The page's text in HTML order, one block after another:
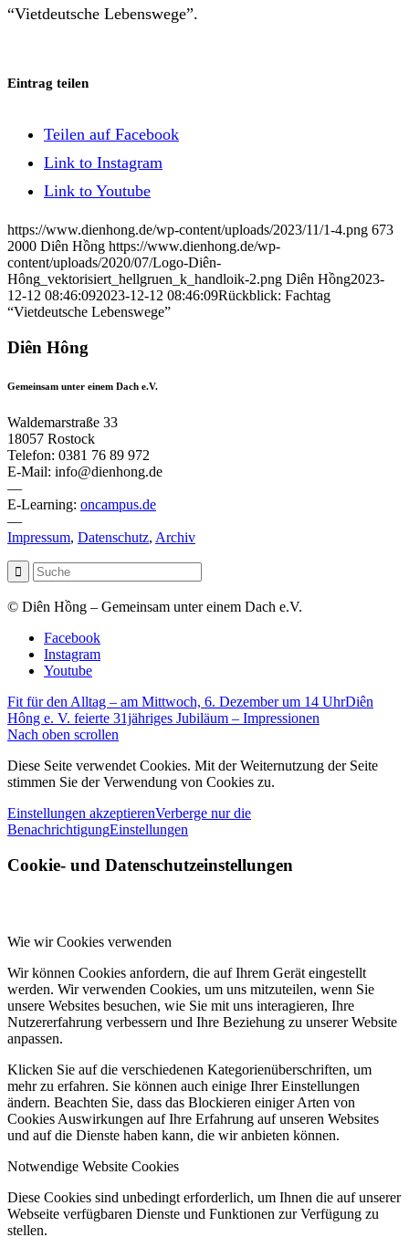
“Vietdeutsche Lebenswege”.
Eintrag teilen
Teilen auf Facebook
Link to Instagram
Link to Youtube
https://www.dienhong.de/wp-content/uploads/2023/11/1-4.png 673
2000 Diên Hồng https://www.dienhong.de/wp-
content/uploads/2020/07/Logo-Diên-
Hông_vektorisiert_hellgruen_k_handloik-2.png Diên Hồng2023-
12-12 08:46:092023-12-12 08:46:09Rückblick: Fachtag
“Vietdeutsche Lebenswege”
Diên Hông
Gemeinsam unter einem Dach e.V.
Waldemarstraße 33
18057 Rostock
Telefon: 0381 76 89 972
E-Mail: info@dienhong.de
—
E-Learning: oncampus.de
—
Impressum, Datenschutz, Archiv
© Diên Hồng – Gemeinsam unter einem Dach e.V.
Facebook
Instagram
Youtube
Fit für den Alltag – am Mittwoch, 6. Dezember um 14 UhrDiên
Hông e. V. feierte 31jähriges Jubiläum – Impressionen
Nach oben scrollen
Diese Seite verwendet Cookies. Mit der Weiternutzung der Seite
stimmen Sie der Verwendung von Cookies zu.
Einstellungen akzeptierenVerberge nur die
BenachrichtigungEinstellungen
Cookie- und Datenschutzeinstellungen
Wie wir Cookies verwenden
Wir können Cookies anfordern, die auf Ihrem Gerät eingestellt
werden. Wir verwenden Cookies, um uns mitzuteilen, wenn Sie
unsere Websites besuchen, wie Sie mit uns interagieren, Ihre
Nutzererfahrung verbessern und Ihre Beziehung zu unserer Website
anpassen.
Klicken Sie auf die verschiedenen Kategorienüberschriften, um
mehr zu erfahren. Sie können auch einige Ihrer Einstellungen
ändern. Beachten Sie, dass das Blockieren einiger Arten von
Cookies Auswirkungen auf Ihre Erfahrung auf unseren Websites
und auf die Dienste haben kann, die wir anbieten können.
Notwendige Website Cookies
Diese Cookies sind unbedingt erforderlich, um Ihnen die auf unserer
Webseite verfügbaren Dienste und Funktionen zur Verfügung zu
stellen.